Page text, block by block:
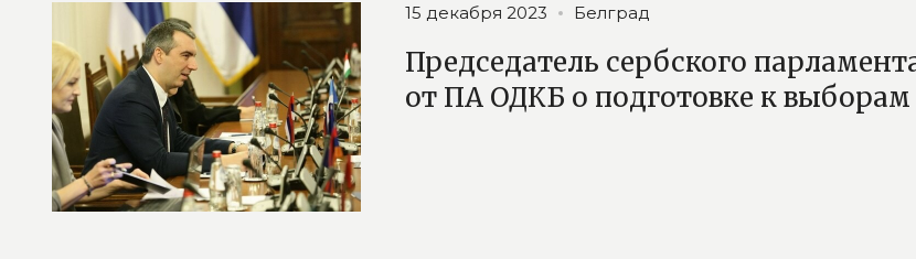
15 декабря 2023 Белград
Председатель сербского
от ПА ОДКБ о подготовке к выборам